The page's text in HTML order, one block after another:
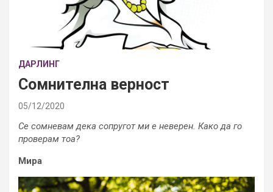
ДАРЛИНГ
Сомнителна верност
05/12/2020
Се сомневам дека сопругот ми е неверен. Како да го
проверам тоа?
Мира